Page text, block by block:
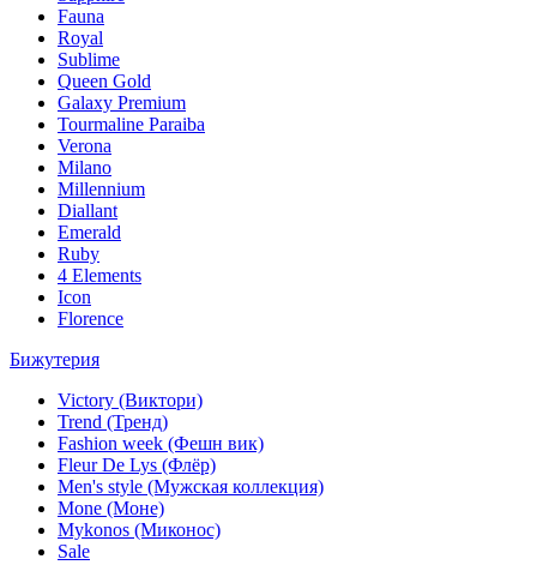
Fauna
Royal
Sublime
Queen Gold
Galaxy Premium
Tourmaline Paraiba
Verona
Milano
Millennium
Diallant
Emerald
Ruby
4 Elements
Icon
Florence
Бижутерия
Victory (Виктори)
Trend (Тренд)
Fashion week (Фешн вик)
Fleur De Lys (Флёр)
Men's style (Мужская коллекция)
Mone (Моне)
Mykonos (Миконос)
Sale